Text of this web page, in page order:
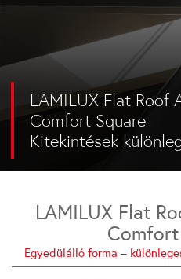
LAMILUX Flat Roof
Comfort Square
Kitekintések
LAMILUX Flat
Egyedülálló forma –